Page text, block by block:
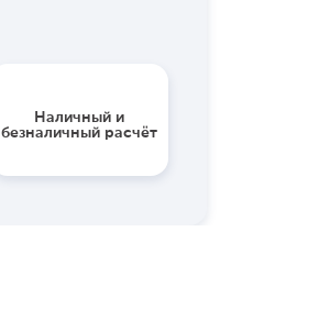
Наличный и
безналичный расчёт